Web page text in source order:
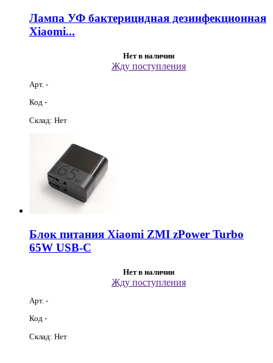
Лампа УФ бактерицидная дезинфекционная
Xiaomi...
Нет в наличии
Жду поступления
Арт. -
Код -
Склад: Нет
Блок питания Xiaomi ZMI zPower Turbo
65W USB-C
Нет в наличии
Жду поступления
Арт. -
Код -
Склад: Нет